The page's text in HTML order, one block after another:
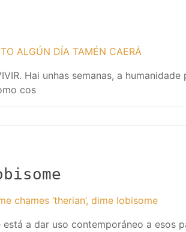
Hai unhas semanas, a
cos
a dar uso contemporáneo a esos